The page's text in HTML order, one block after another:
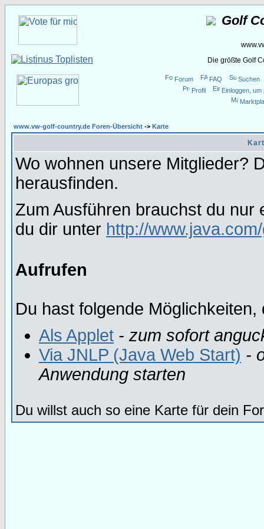
Golf
Die größte Golf
Forum FAQ
Suchen
Profil
Einloggen,
www.vw-golf-country.de Foren-Übersicht -> Karte
Wo wohnen unsere Mitglieder?
herausfinden.
Zum Ausführen brauchst du nur
du dir unter http://
Aufrufen
Du hast folgende
Als Applet - zum sofort
Via JNLP (Java Web Start) -
Anwendung starten
Du willst auch so eine Karte für dein